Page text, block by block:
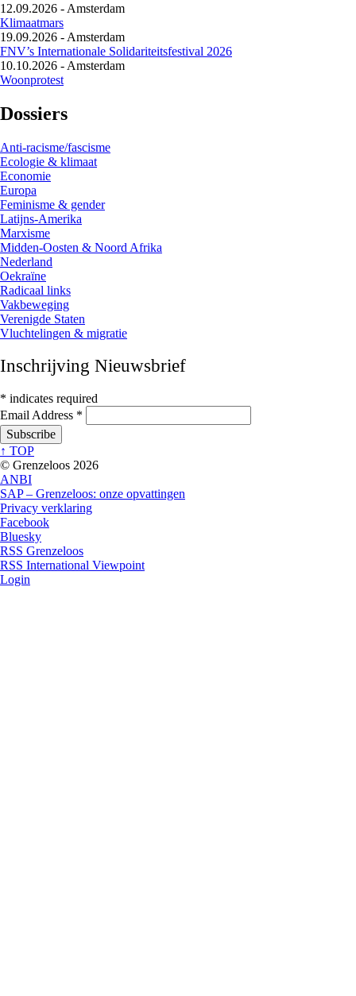
12.09.2026 - Amsterdam
Klimaatmars
19.09.2026 - Amsterdam
FNV’s Internationale Solidariteitsfestival 2026
10.10.2026 - Amsterdam
Woonprotest
Dossiers
Anti-racisme/fascisme
Ecologie & klimaat
Economie
Europa
Feminisme & gender
Latijns-Amerika
Marxisme
Midden-Oosten & Noord Afrika
Nederland
Oekraïne
Radicaal links
Vakbeweging
Verenigde Staten
Vluchtelingen & migratie
Inschrijving Nieuwsbrief
* indicates required
Email Address *
↑ TOP
© Grenzeloos 2026
ANBI
SAP – Grenzeloos: onze opvattingen
Privacy verklaring
Facebook
Bluesky
RSS Grenzeloos
RSS International Viewpoint
Login